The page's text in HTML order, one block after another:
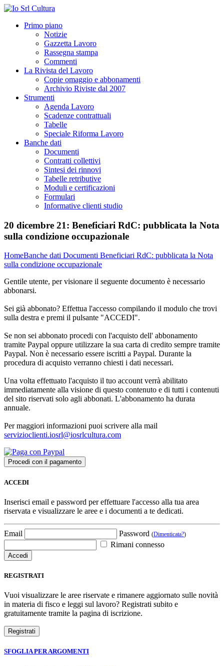
Primo piano
Notizie
Gazzetta Lavoro
Rassegna stampa
Commenti
La Rivista del Lavoro
Copie omaggio e abbonamenti
Archivio Riviste dal 2007
Strumenti
Agenda Lavoro
Scadenze contrattuali
Tabelle
Speciale Riforma Lavoro
Banche dati
Documenti
Contratti collettivi
Sintesi dei rinnovi
Tabelle retributive
Moduli e certificazioni
Formulari
Informative clienti studio
20 dicembre 21: Beneficiari RdC: pubblicata la Nota
sulla condizione occupazionale
HomeBanche dati Documenti Beneficiari RdC: pubblicata la Nota
sulla condizione occupazionale
Gentile utente, per visionare il seguente documento è necessario
abbonarsi.
Sei già abbonato? Effettua l'accesso compilando il modulo che trovi
sulla destra e premi il pulsante "ACCEDI".
Se non sei abbonato procedi con l'acquisto dell' abbonamento
tramite Paypal oppure utilizzare la sua carta di credito sempre tramite
Paypal. Non è necessario essere iscritti a Paypal. Durante la
procedura di acquisto verranno chiesti i dati necessari.
Una volta effettuato l'acquisto il tuo account verrà abilitato
immediatamente alla visione di questo contenuto e di tutti i contenuti
del sito riservati solo agli abbonati. L'abbonamento ha durata
annuale.
Per maggiori informazioni puoi scrivere alla mail
servizioclienti.iosrl@iosrlcultura.com
ACCEDI
Inserisci email e password per effettuare l'accesso alla tua area
riservata e visualizzare le aree e i documenti a te dedicati.
Email Password (Dimenticata?)
Rimani connesso
REGISTRATI
Vuoi visualizzare le aree riservate e rimanere aggiornato sulle novità
in materia di fisco e leggi sul lavoro? Registrati subito e
gratuitamente tramite la pagina di iscrizione.
SFOGLIA PER ARGOMENTI